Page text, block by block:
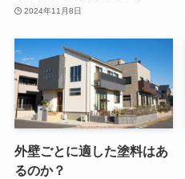
2024年11月8日
外壁ごとに適した塗料はあ
るのか？